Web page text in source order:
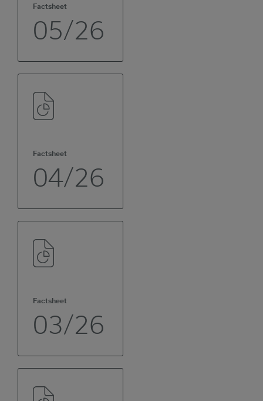
Factsheet
05/26
Factsheet
04/26
Factsheet
03/26